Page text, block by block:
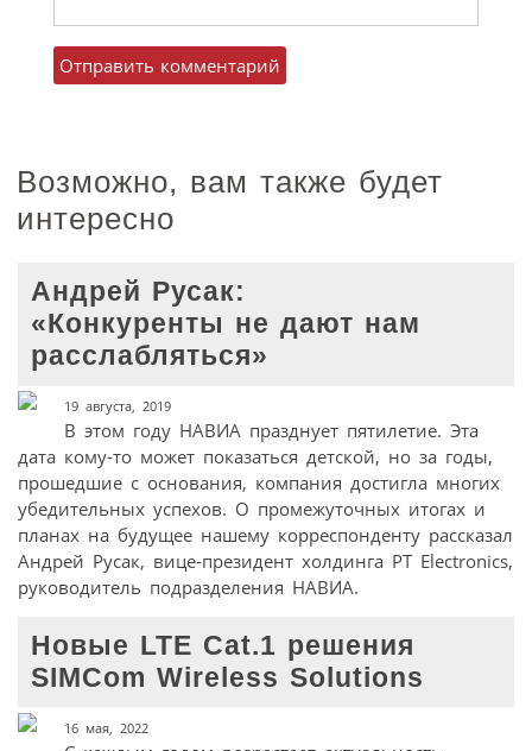
Возможно, вам также будет
интересно
Андрей Русак:
«Конкуренты не дают нам
расслабляться»
19 августа, 2019
В этом году НАВИА празднует пятилетие. Эта
дата кому-то может показаться детской, но за годы,
прошедшие с основания, компания достигла многих
убедительных успехов. О промежуточных итогах и
планах на будущее нашему корреспонденту рассказал
Андрей Русак, вице-президент холдинга PT Electronics,
руководитель подразделения НАВИА.
Новые LTE Cat.1 решения
SIMCom Wireless Solutions
16 мая, 2022